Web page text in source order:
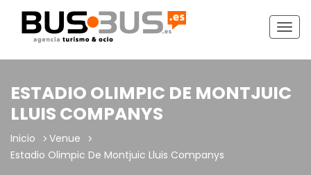
ESTADIO OLIMPIC DE MONTJUIC
LLUIS COMPANYS
Inicio
Venue
Estadio Olimpic De Montjuic Lluis Companys